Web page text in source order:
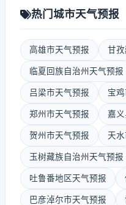
热门城市天气预报
高雄市天气预报 甘
临夏回族自治州天气预报
吕梁市天气预报 宝
郑州市天气预报 嘉
贺州市天气预报 天
玉树藏族自治州天气预报
吐鲁番地区天气预报
巴彦淖尔市天气预报